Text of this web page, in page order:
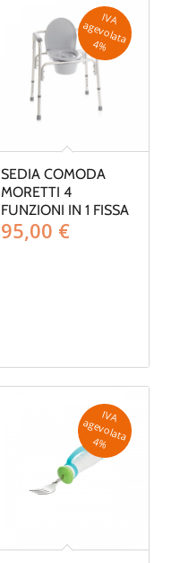
SEDIA COMODA
MORETTI 4
FUNZIONI IN 1 FISSA
95,00 €
IV
A
a
g
e
v
o
la
ta
4
%
IV
A
a
g
e
v
o
la
ta
4
%